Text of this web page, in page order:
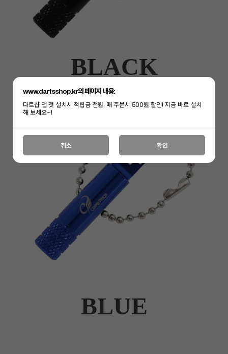
BLACK
BLUE
www.dartsshop.kr의 페이지 내용:
다트샵 앱 첫 설치시 적립금 천원, 매 주문시 500원 할인! 지금 바로 설치
해 보세요~!
취소 확인